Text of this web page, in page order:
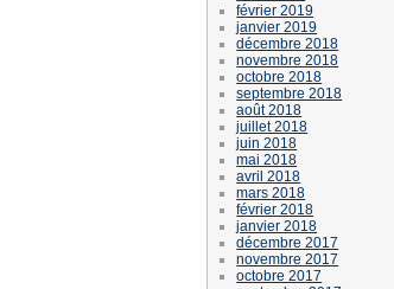
février 2019
janvier 2019
décembre 2018
novembre 2018
octobre 2018
septembre 2018
août 2018
juillet 2018
juin 2018
mai 2018
avril 2018
mars 2018
février 2018
janvier 2018
décembre 2017
novembre 2017
octobre 2017